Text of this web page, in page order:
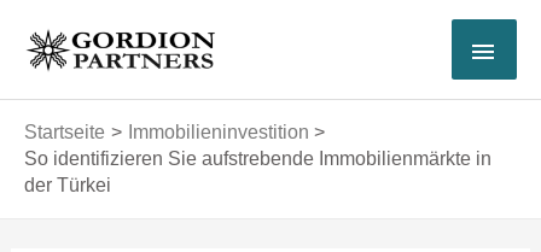
Inhalt
springen
Startseite
Immobilieninvestition
So identifizieren Sie aufstrebende Immobilienmärkte in
der Türkei